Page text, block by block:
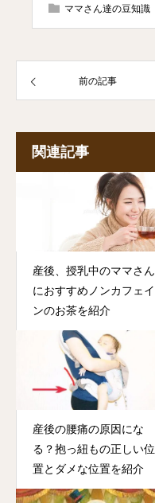
ママさん達の豆知識
前の記事
関連記事
産後、授乳中のママさん
におすすめノンカフェイ
ンのお茶を紹介
産後の腰痛の原因にな
る？抱っ紐もの正しい位
置とダメな位置を紹介